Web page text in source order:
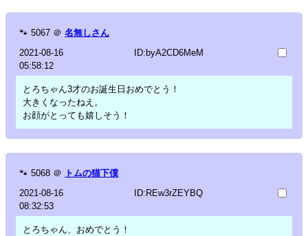
🐾 5067 ＠ 名無しさん
2021-08-16
05:58:12
ID:byA2CD6MeM
とろちゃん3才のお誕生日おめでとう！
大きくなったねえ。
お顔がとっても嬉しそう！
🐾 5068 ＠ トムの猫下僕
2021-08-16
08:32:53
ID:REw3rZEYBQ
とろちゃん、おめでとう！